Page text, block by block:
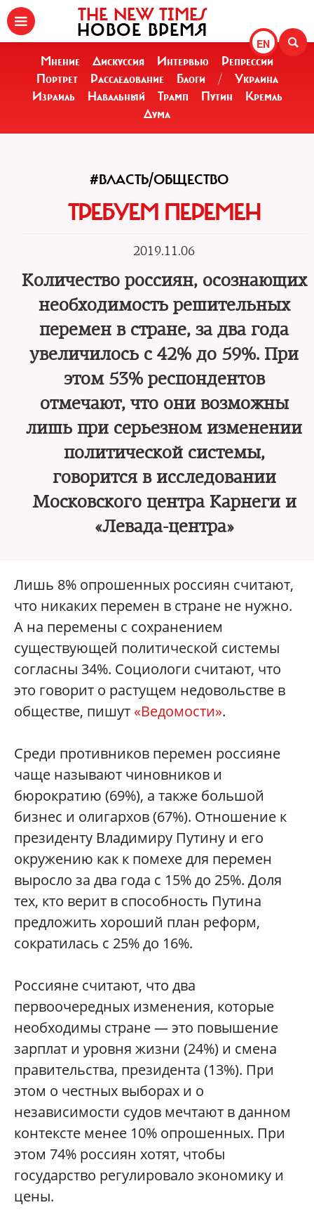
EN
THE NEW TIMES
НОВОЕ ВРЕМЯ
Мнение Дискуссия Интервью
Репрессии
Портрет
Расследование Блоги /
Украина
Израиль
Навальный Трамп Путин
Кремль
Дума
#ВЛАСТЬ/ОБЩЕСТВО
ТРЕБУЕМ ПЕРЕМЕН
2019.11.06
Количество россиян, осознающих
необходимость решительных
перемен в стране, за два года
увеличилось с 42% до 59%. При
этом 53% респондентов
отмечают, что они возможны
лишь при серьезном изменении
политической системы,
говорится в исследовании
Московского центра Карнеги и
«Левада-центра»
Лишь 8% опрошенных россиян считают,
что никаких перемен в стране не нужно.
А на перемены с сохранением
существующей политической системы
согласны 34%. Социологи считают, что
это говорит о растущем недовольстве в
обществе, пишут «Ведомости».
Среди противников перемен россияне
чаще называют чиновников и
бюрократию (69%), а также большой
бизнес и олигархов (67%). Отношение к
президенту Владимиру Путину и его
окружению как к помехе для перемен
выросло за два года с 15% до 25%. Доля
тех, кто верит в способность Путина
предложить хороший план реформ,
сократилась с 25% до 16%.
Россияне считают, что два
первоочередных изменения, которые
необходимы стране — это повышение
зарплат и уровня жизни (24%) и смена
правительства, президента (13%). При
этом о честных выборах и о
независимости судов мечтают в данном
контексте менее 10% опрошенных. При
этом 74% россиян хотят, чтобы
государство регулировало экономику и
цены.